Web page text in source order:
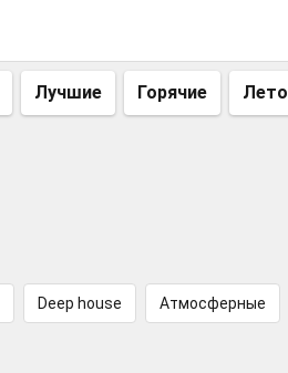
Лучшие Горячие Лето
Deep house Атмосферные